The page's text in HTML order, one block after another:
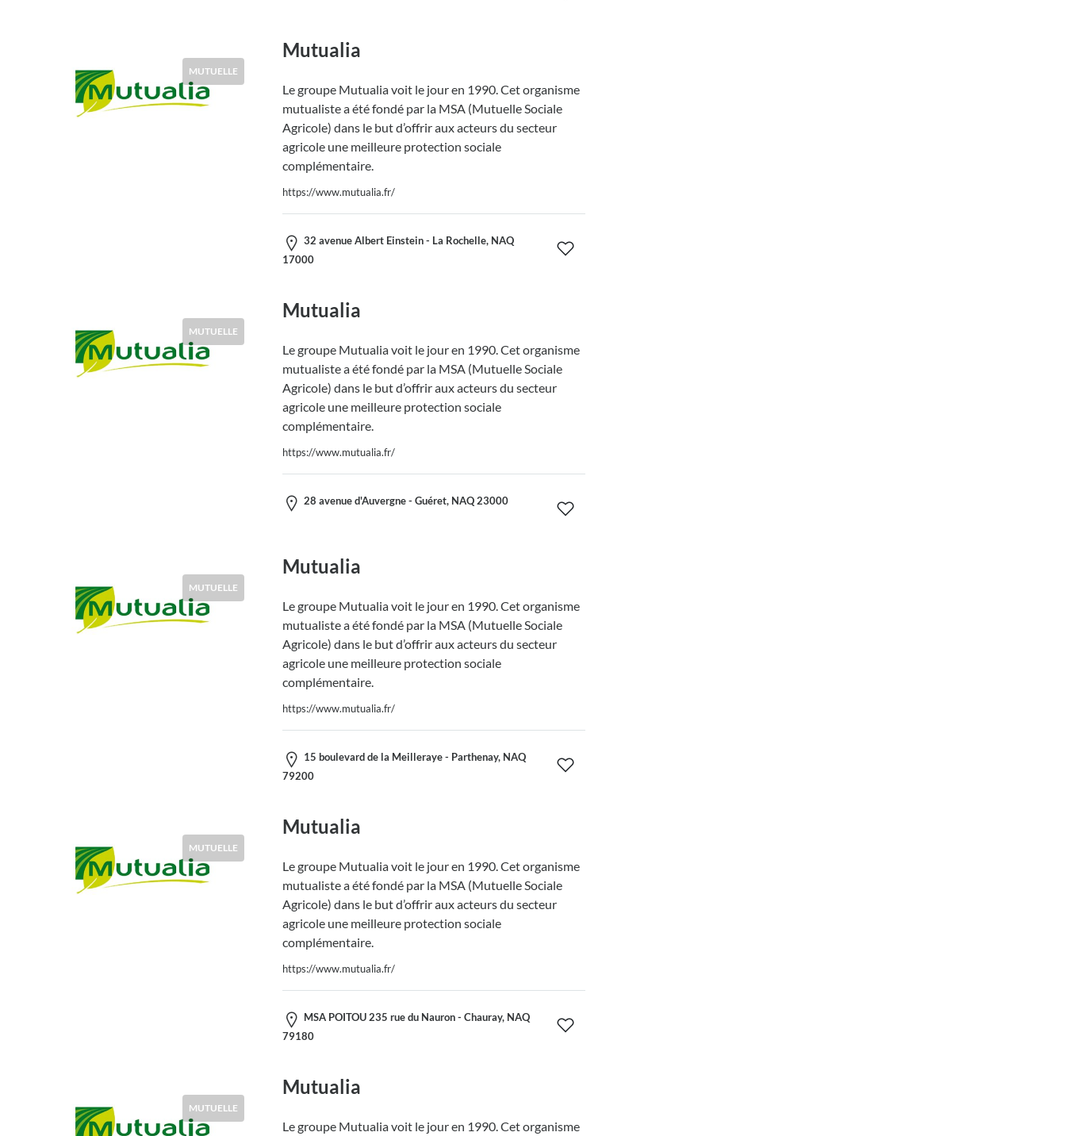
MUTUELLE
Mutualia
Le groupe Mutualia voit le jour en 1990. Cet organisme
mutualiste a été fondé par la MSA (Mutuelle Sociale
Agricole) dans le but d’offrir aux acteurs du secteur
agricole une meilleure protection sociale
complémentaire.
https://www.mutualia.fr/
32 avenue Albert Einstein - La Rochelle, NAQ
17000
MUTUELLE
Mutualia
Le groupe Mutualia voit le jour en 1990. Cet organisme
mutualiste a été fondé par la MSA (Mutuelle Sociale
Agricole) dans le but d’offrir aux acteurs du secteur
agricole une meilleure protection sociale
complémentaire.
https://www.mutualia.fr/
28 avenue d'Auvergne - Guéret, NAQ 23000
MUTUELLE
Mutualia
Le groupe Mutualia voit le jour en 1990. Cet organisme
mutualiste a été fondé par la MSA (Mutuelle Sociale
Agricole) dans le but d’offrir aux acteurs du secteur
agricole une meilleure protection sociale
complémentaire.
https://www.mutualia.fr/
15 boulevard de la Meilleraye - Parthenay, NAQ
79200
MUTUELLE
Mutualia
Le groupe Mutualia voit le jour en 1990. Cet organisme
mutualiste a été fondé par la MSA (Mutuelle Sociale
Agricole) dans le but d’offrir aux acteurs du secteur
agricole une meilleure protection sociale
complémentaire.
https://www.mutualia.fr/
MSA POITOU 235 rue du Nauron - Chauray, NAQ
79180
MUTUELLE
Mutualia
Le groupe Mutualia voit le jour en 1990. Cet organisme